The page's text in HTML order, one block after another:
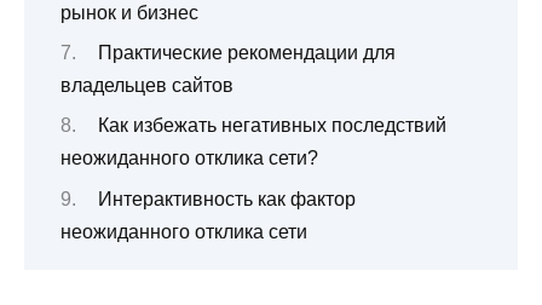
рынок и бизнес
Практические рекомендации для
владельцев сайтов
Как избежать негативных последствий
неожиданного отклика сети?
Интерактивность как фактор
неожиданного отклика сети